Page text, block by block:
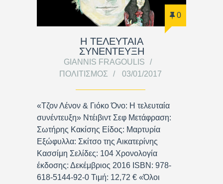
0
Η ΤΕΛΕΥΤΑΙΑ
ΣΥΝΕΝΤΕΥΞΗ
GIANNIS FRAGOULIS
ΠΟΛΙΤΙΣΜΌΣ
03/01/2017
«Τζον Λένον & Γιόκο Όνο: Η τελευταία
συνέντευξη» Ντέιβιντ Σεφ Μετάφραση:
Σωτήρης Κακίσης Είδος: Μαρτυρία
Εξώφυλλα: Σκίτσο της Αικατερίνης
Κασσίμη Σελίδες: 104 Χρονολογία
έκδοσης: Δεκέμβριος 2016 ISBN: 978-
618-5144-92-0 Τιμή: 12,72 € «Όλοι